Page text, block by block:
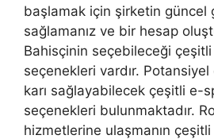
başlamak için şirketin güncel
sağlamanız ve bir hesap
Bahisçinin seçebileceği
seçenekleri vardır.
karı sağlayabilecek çeşitli e-
seçenekleri bulunmaktadır.
hizmetlerine ulaşmanın çeşitli